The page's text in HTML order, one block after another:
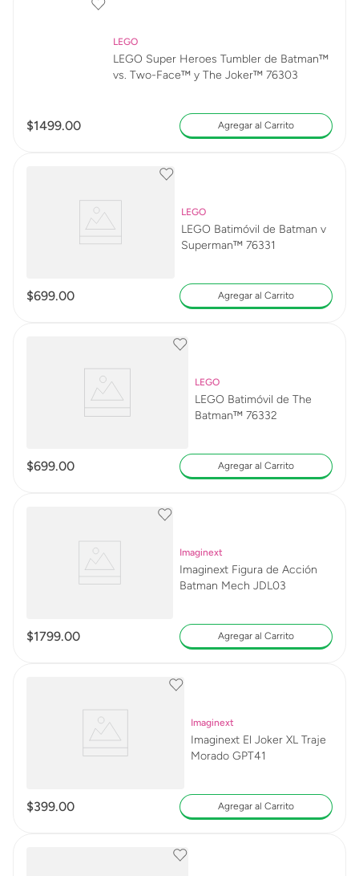
LEGO
LEGO Super Heroes Tumbler de Batman™
vs. Two-Face™ y The Joker™ 76303
$1499.00 Agregar al Carrito
LEGO
LEGO Batimóvil de Batman v
Superman™ 76331
$699.00 Agregar al Carrito
LEGO
LEGO Batimóvil de The
Batman™ 76332
$699.00 Agregar al Carrito
Imaginext
Imaginext Figura de Acción
Batman Mech JDL03
$1799.00 Agregar al Carrito
Imaginext
Imaginext El Joker XL Traje
Morado GPT41
$399.00 Agregar al Carrito